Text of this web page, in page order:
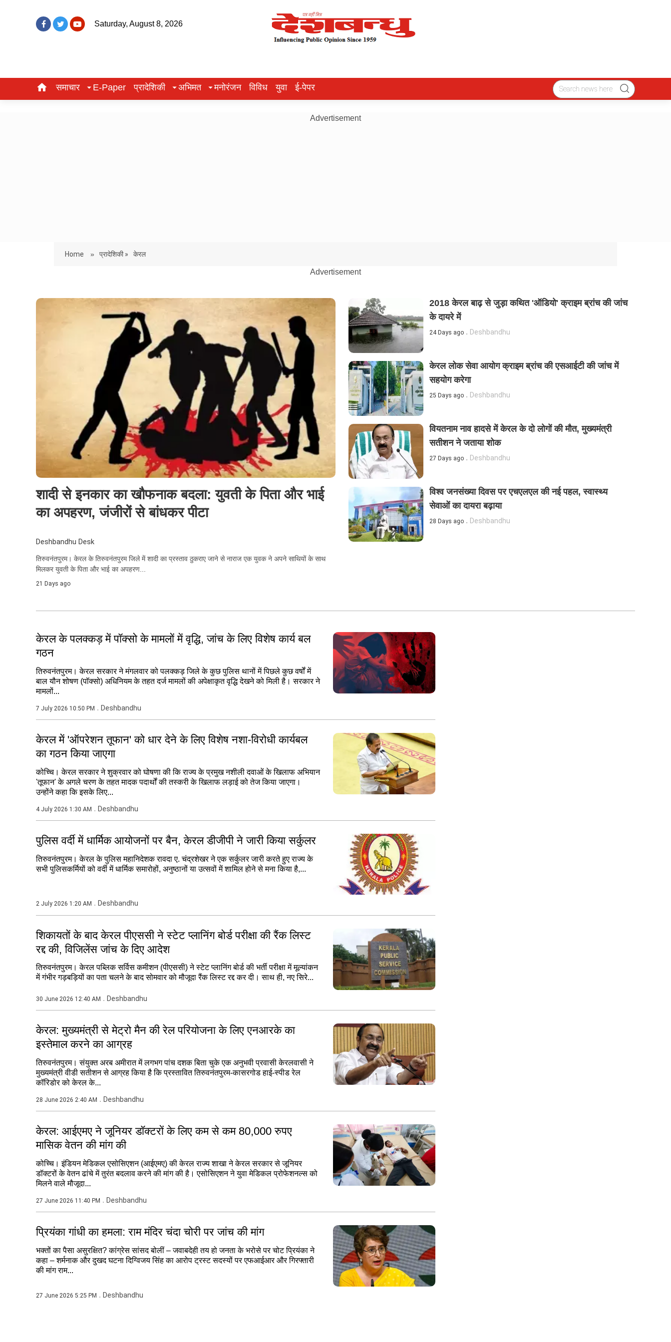
Saturday, August 8, 2026
समाचार E-Paper प्रादेशिकी अभिमत मनोरंजन विविध युवा ई-पेपर
Advertisement
Home » प्रादेशिकी » केरल
Advertisement
शादी से इनकार का खौफनाक बदला: युवती के पिता और भाई
का अपहरण, जंजीरों से बांधकर पीटा
Deshbandhu Desk
तिरुवनंतपुरम। केरल के तिरुवनंतपुरम जिले में शादी का प्रस्ताव ठुकराए जाने से नाराज एक युवक ने अपने साथियों के साथ
मिलकर युवती के पिता और भाई का अपहरण...
21 Days ago
2018 केरल बाढ़ से जुड़ा कथित 'ऑडियो' क्राइम ब्रांच की जांच
के दायरे में
24 Days ago Deshbandhu
केरल लोक सेवा आयोग क्राइम ब्रांच की एसआईटी की जांच में
सहयोग करेगा
25 Days ago Deshbandhu
वियतनाम नाव हादसे में केरल के दो लोगों की मौत, मुख्यमंत्री
सतीशन ने जताया शोक
27 Days ago Deshbandhu
विश्व जनसंख्या दिवस पर एचएलएल की नई पहल, स्वास्थ्य
सेवाओं का दायरा बढ़ाया
28 Days ago Deshbandhu
केरल के पलक्कड़ में पॉक्सो के मामलों में वृद्धि, जांच के लिए विशेष कार्य बल
गठन
तिरुवनंतपुरम। केरल सरकार ने मंगलवार को पलक्कड़ जिले के कुछ पुलिस थानों में पिछले कुछ वर्षों में
बाल यौन शोषण (पॉक्सो) अधिनियम के तहत दर्ज मामलों की अपेक्षाकृत वृद्धि देखने को मिली है। सरकार ने
मामलों...
7 July 2026 10:50 PM Deshbandhu
केरल में 'ऑपरेशन तूफान' को धार देने के लिए विशेष नशा-विरोधी कार्यबल
का गठन किया जाएगा
कोच्चि। केरल सरकार ने शुक्रवार को घोषणा की कि राज्य के प्रमुख नशीली दवाओं के खिलाफ अभियान
'तूफान' के अगले चरण के तहत मादक पदार्थों की तस्करी के खिलाफ लड़ाई को तेज किया जाएगा।
उन्होंने कहा कि इसके लिए...
4 July 2026 1:30 AM Deshbandhu
पुलिस वर्दी में धार्मिक आयोजनों पर बैन, केरल डीजीपी ने जारी किया सर्कुलर
तिरुवनंतपुरम। केरल के पुलिस महानिदेशक रावदा ए. चंद्रशेखर ने एक सर्कुलर जारी करते हुए राज्य के
सभी पुलिसकर्मियों को वर्दी में धार्मिक समारोहों, अनुष्ठानों या उत्सवों में शामिल होने से मना किया है,...
2 July 2026 1:20 AM Deshbandhu
शिकायतों के बाद केरल पीएससी ने स्टेट प्लानिंग बोर्ड परीक्षा की रैंक लिस्ट
रद्द की, विजिलेंस जांच के दिए आदेश
तिरुवनंतपुरम। केरल पब्लिक सर्विस कमीशन (पीएससी) ने स्टेट प्लानिंग बोर्ड की भर्ती परीक्षा में मूल्यांकन
में गंभीर गड़बड़ियों का पता चलने के बाद सोमवार को मौजूदा रैंक लिस्ट रद्द कर दी। साथ ही, नए सिरे...
30 June 2026 12:40 AM Deshbandhu
केरल: मुख्यमंत्री से मेट्रो मैन की रेल परियोजना के लिए एनआरके का
इस्तेमाल करने का आग्रह
तिरुवनंतपुरम। संयुक्त अरब अमीरात में लगभग पांच दशक बिता चुके एक अनुभवी प्रवासी केरलवासी ने
मुख्यमंत्री वीडी सतीशन से आग्रह किया है कि प्रस्तावित तिरुवनंतपुरम-कासरगोड हाई-स्पीड रेल
कॉरिडोर को केरल के...
28 June 2026 2:40 AM Deshbandhu
केरल: आईएमए ने जूनियर डॉक्टरों के लिए कम से कम 80,000 रुपए
मासिक वेतन की मांग की
कोच्चि। इंडियन मेडिकल एसोसिएशन (आईएमए) की केरल राज्य शाखा ने केरल सरकार से जूनियर
डॉक्टरों के वेतन ढांचे में तुरंत बदलाव करने की मांग की है। एसोसिएशन ने युवा मेडिकल प्रोफेशनल्स को
मिलने वाले मौजूदा...
27 June 2026 11:40 PM Deshbandhu
प्रियंका गांधी का हमला: राम मंदिर चंदा चोरी पर जांच की मांग
भक्तों का पैसा असुरक्षित? कांग्रेस सांसद बोलीं – जवाबदेही तय हो जनता के भरोसे पर चोट प्रियंका ने
कहा – शर्मनाक और दुखद घटना दिग्विजय सिंह का आरोप ट्रस्ट सदस्यों पर एफआईआर और गिरफ्तारी
की मांग राम...
27 June 2026 5:25 PM Deshbandhu